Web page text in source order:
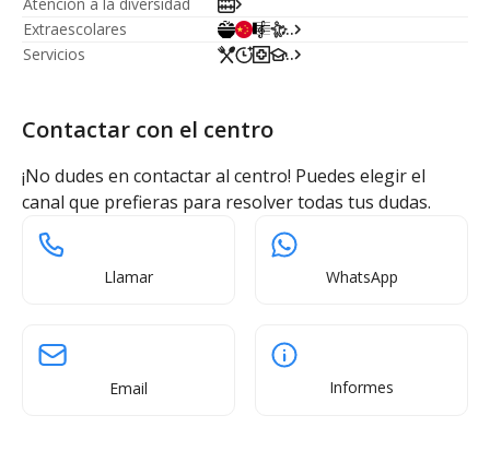
Extraescolares
...
Servicios
...
Contactar con el centro
¡No dudes en contactar al centro! Puedes elegir el
canal que prefieras para resolver todas tus dudas.
Llamar WhatsApp
Email Informes